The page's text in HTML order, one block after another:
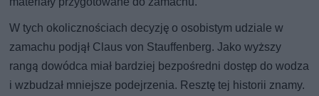
W tych okolicznościach decyzję o osobistym udziale w
zamachu podjął Claus von Stauffenberg. Jako wyższy
rangą dowódca miał bardziej bezpośredni dostęp do wodza
i wzbudzał mniejsze podejrzenia. Resztę tej historii znamy.